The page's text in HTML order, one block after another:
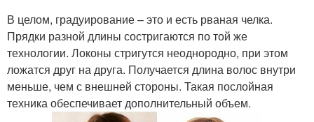
В целом, градуирование – это и есть рваная челка.
Прядки разной длины состригаются по той же
технологии. Локоны стригутся неоднородно, при этом
ложатся друг на друга. Получается длина волос внутри
меньше, чем с внешней стороны. Такая послойная
техника обеспечивает дополнительный объем.